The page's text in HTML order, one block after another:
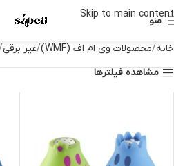
Skip to main content
منو
خانه محصولات وی ام اف (WMF) غیر برقی
مشاهده فیلترها